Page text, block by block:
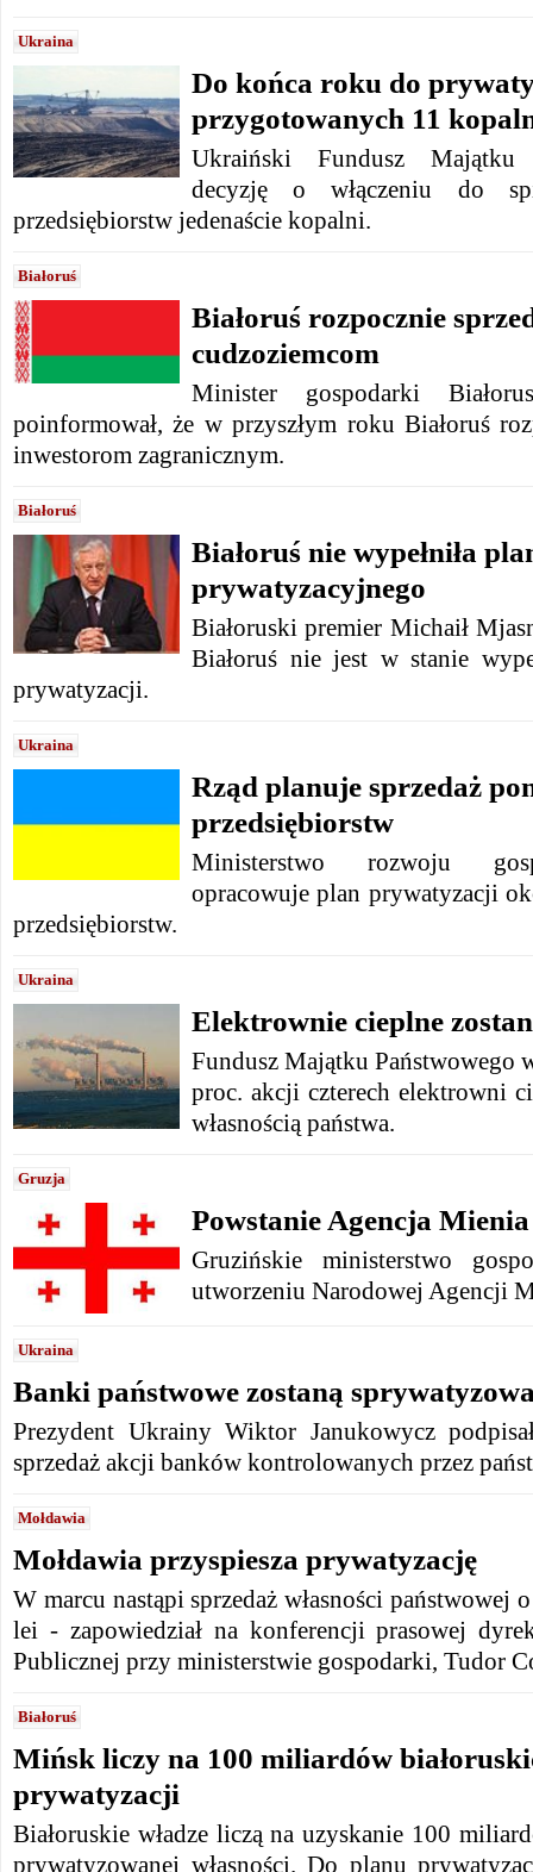
Ukraina
Do końca roku do
przygotowanych 11
Ukraiński Fundusz Majątku
decyzję o włączeniu do
przedsiębiorstw jedenaście kopalni.
Białoruś
Białoruś rozpocznie
cudzoziemcom
Minister gospodarki
poinformował, że w przyszłym roku Białoruś
inwestorom zagranicznym.
Białoruś
Białoruś nie wypełniła
prywatyzacyjnego
Białoruski premier Michaił
Białoruś nie jest w stanie
prywatyzacji.
Ukraina
Rząd planuje sprzedaż
przedsiębiorstw
Ministerstwo rozwoju
opracowuje plan prywatyzacji
przedsiębiorstw.
Ukraina
Elektrownie cieplne
Fundusz Majątku Państwowego
proc. akcji czterech elektrowni
własnością państwa.
Gruzja
Powstanie Agencja
Gruzińskie ministerstwo
utworzeniu Narodowej Agencji
Ukraina
Banki państwowe zostaną
Prezydent Ukrainy Wiktor Janukowycz
sprzedaż akcji banków kontrolowanych przez
Mołdawia
Mołdawia przyspiesza prywatyzację
W marcu nastąpi sprzedaż własności
lei - zapowiedział na konferencji prasowej
Publicznej przy ministerstwie gospodarki, Tudor
Białoruś
Mińsk liczy na 100 miliardów
prywatyzacji
Białoruskie władze liczą na uzyskanie 100
prywatyzowanej własności. Do planu